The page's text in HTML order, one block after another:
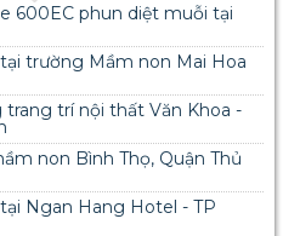
600EC phun diệt muỗi tại
trường Mầm non Mai Hoa
trí nội thất Văn Khoa -
non Bình Thọ, Quận Thủ
Ngan Hang Hotel - TP